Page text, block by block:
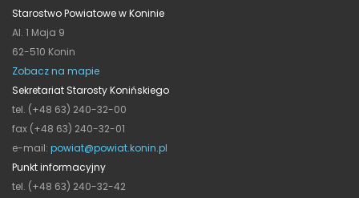
Starostwo Powiatowe w Koninie
Al. 1 Maja 9
62-510 Konin
Zobacz na mapie
Sekretariat Starosty Konińskiego
tel. (+48 63) 240-32-00
fax (+48 63) 240-32-01
e-mail: powiat@powiat.konin.pl
Punkt informacyjny
tel. (+48 63) 240-32-42